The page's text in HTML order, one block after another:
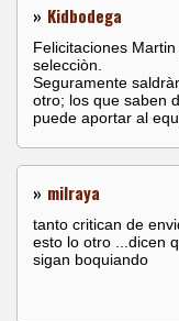
» Kidbodega
Felicitaciones
selecciòn.
Seguramente
otro; los que saben
puede aportar al
» milraya
tanto critican de
esto lo otro ...dicen
sigan boquiando